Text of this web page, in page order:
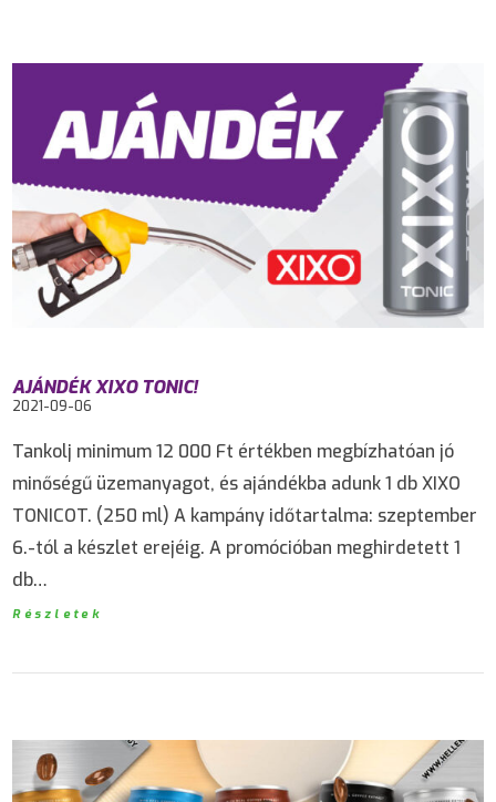
AJÁNDÉK XIXO TONIC!
2021-09-06
Tankolj minimum 12 000 Ft értékben megbízhatóan jó
minőségű üzemanyagot, és ajándékba adunk 1 db XIXO
TONICOT. (250 ml) A kampány időtartalma: szeptember
6.-tól a készlet erejéig. A promócióban meghirdetett 1
db…
Részletek